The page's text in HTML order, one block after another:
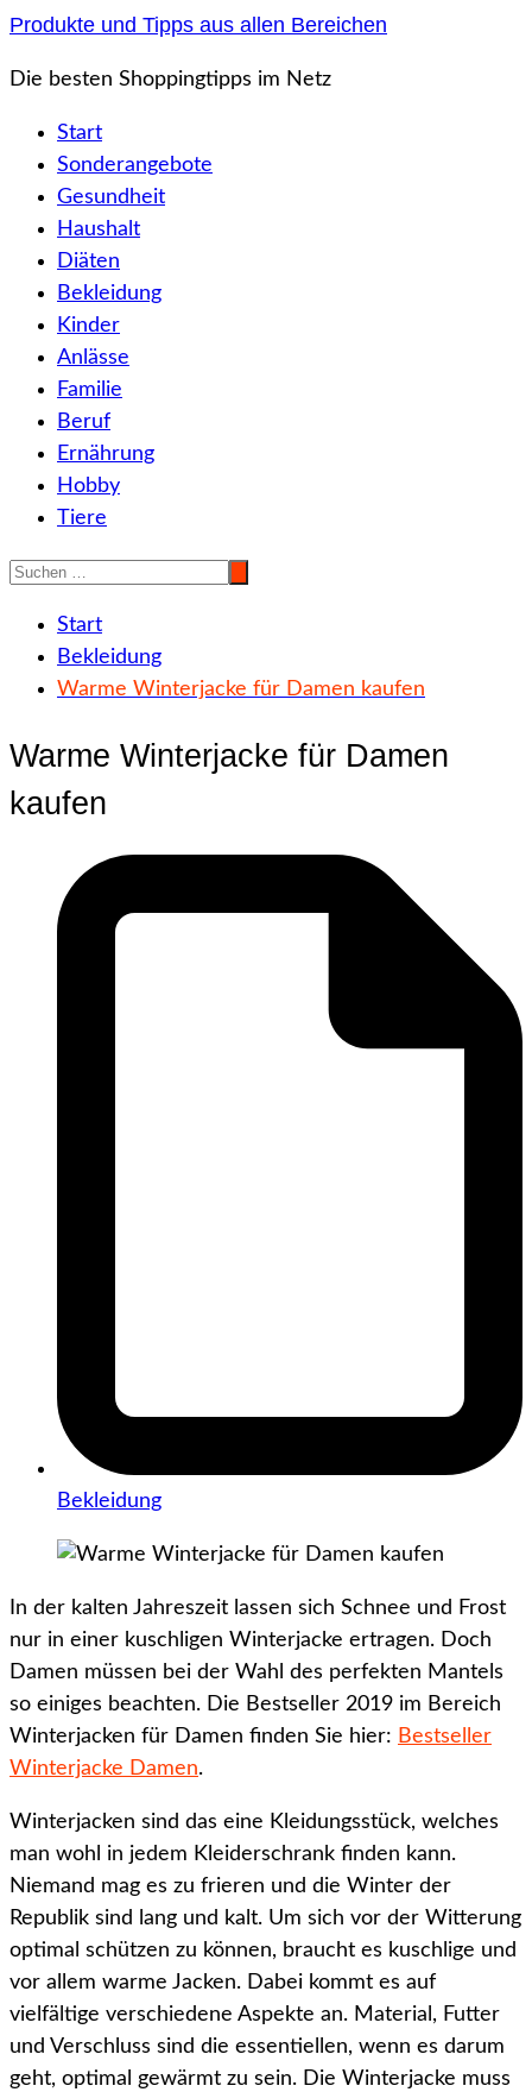
Zum
springen
Produkte und Tipps aus allen Bereichen
Die besten Shoppingtipps im Netz
Start
Sonderangebote
Gesundheit
Haushalt
Diäten
Bekleidung
Kinder
Anlässe
Familie
Beruf
Ernährung
Hobby
Tiere
Start
Bekleidung
Warme Winterjacke für Damen kaufen
Warme Winterjacke für Damen
kaufen
Bekleidung
In der kalten Jahreszeit lassen sich Schnee und Frost
nur in einer kuschligen Winterjacke ertragen. Doch
Damen müssen bei der Wahl des perfekten Mantels
so einiges beachten. Die Bestseller 2019 im Bereich
Winterjacken für Damen finden Sie hier: Bestseller
Winterjacke Damen.
Winterjacken sind das eine Kleidungsstück, welches
man wohl in jedem Kleiderschrank finden kann.
Niemand mag es zu frieren und die Winter der
Republik sind lang und kalt. Um sich vor der Witterung
optimal schützen zu können, braucht es kuschlige und
vor allem warme Jacken. Dabei kommt es auf
vielfältige verschiedene Aspekte an. Material, Futter
und Verschluss sind die essentiellen, wenn es darum
geht, optimal gewärmt zu sein. Die Winterjacke muss